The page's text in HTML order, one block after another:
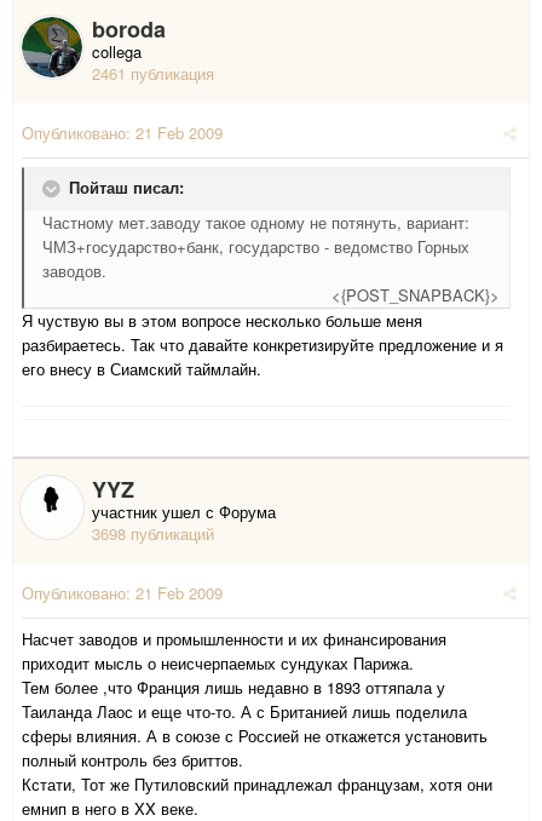
boroda
collega
2461 публикация
Опубликовано: 21 Feb 2009
Пойташ писал:
Частному мет.заводу такое одному не потянуть, вариант:
ЧМЗ+государство+банк, государство - ведомство Горных
заводов.
<{POST_SNAPBACK}>
Я чуствую вы в этом вопросе несколько больше меня
разбираетесь. Так что давайте конкретизируйте предложение и я
его внесу в Сиамский таймлайн.
YYZ
участник ушел с Форума
3698 публикаций
Опубликовано: 21 Feb 2009
Насчет заводов и промышленности и их финансирования
приходит мысль о неисчерпаемых сундуках Парижа.
Тем более ,что Франция лишь недавно в 1893 оттяпала у
Таиланда Лаос и еще что-то. А с Британией лишь поделила
сферы влияния. А в союзе с Россией не откажется установить
полный контроль без бриттов.
Кстати, Тот же Путиловский принадлежал французам, хотя они
емнип в него в XX веке.